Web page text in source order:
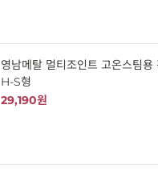
영남메탈 멀티조인트 고온스팀
H-S형
29,190원